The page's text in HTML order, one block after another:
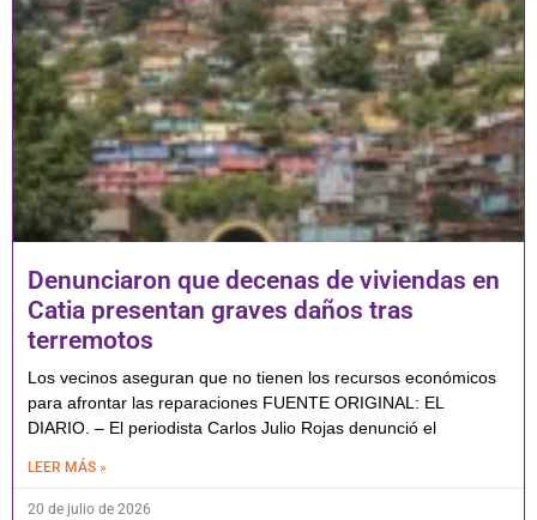
Denunciaron que decenas de viviendas en
Catia presentan graves daños tras
terremotos
Los vecinos aseguran que no tienen los recursos económicos
para afrontar las reparaciones FUENTE ORIGINAL: EL
DIARIO. – El periodista Carlos Julio Rojas denunció el
LEER MÁS »
20 de julio de 2026